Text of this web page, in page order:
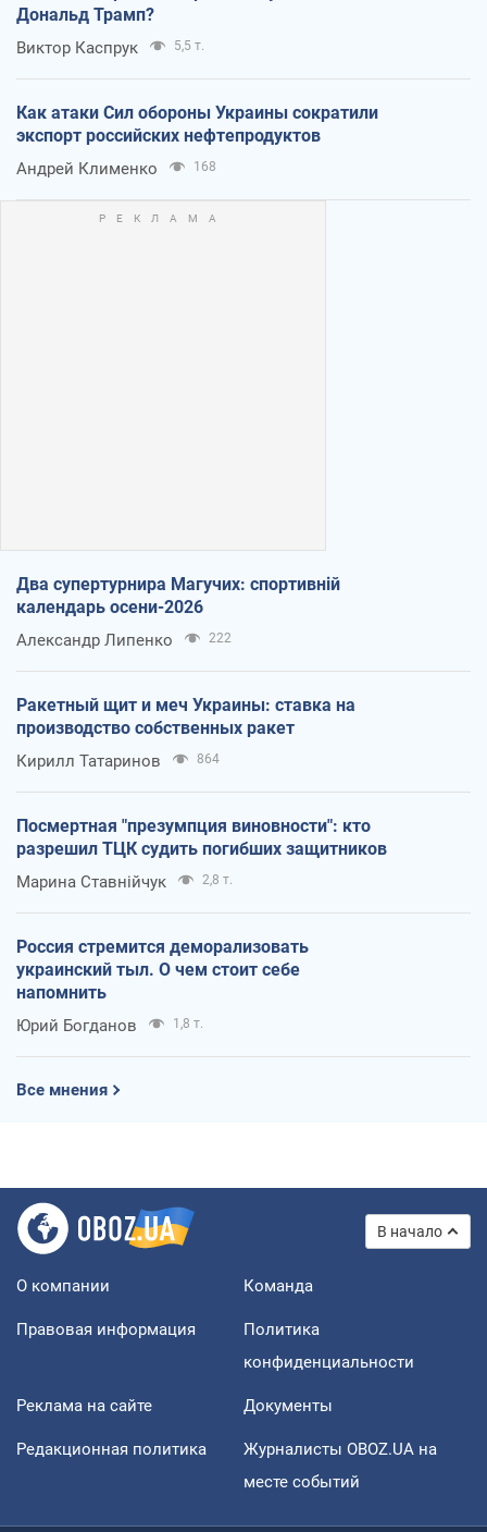
Дональд Трамп?
Виктор Каспрук 5,5 т.
Как атаки Сил обороны Украины сократили
экспорт российских нефтепродуктов
Андрей Клименко 168
Два супертурнира Магучих: спортивній
календарь осени-2026
Александр Липенко 222
Ракетный щит и меч Украины: ставка на
производство собственных ракет
Кирилл Татаринов 864
Посмертная "презумпция виновности": кто
разрешил ТЦК судить погибших защитников
Марина Ставнійчук 2,8 т.
Россия стремится деморализовать
украинский тыл. О чем стоит себе
напомнить
Юрий Богданов 1,8 т.
Все мнения
В начало
О компании Команда
Правовая информация
Политика
конфиденциальности
Реклама на сайте Документы
Редакционная политика
Журналисты OBOZ.UA на
месте событий